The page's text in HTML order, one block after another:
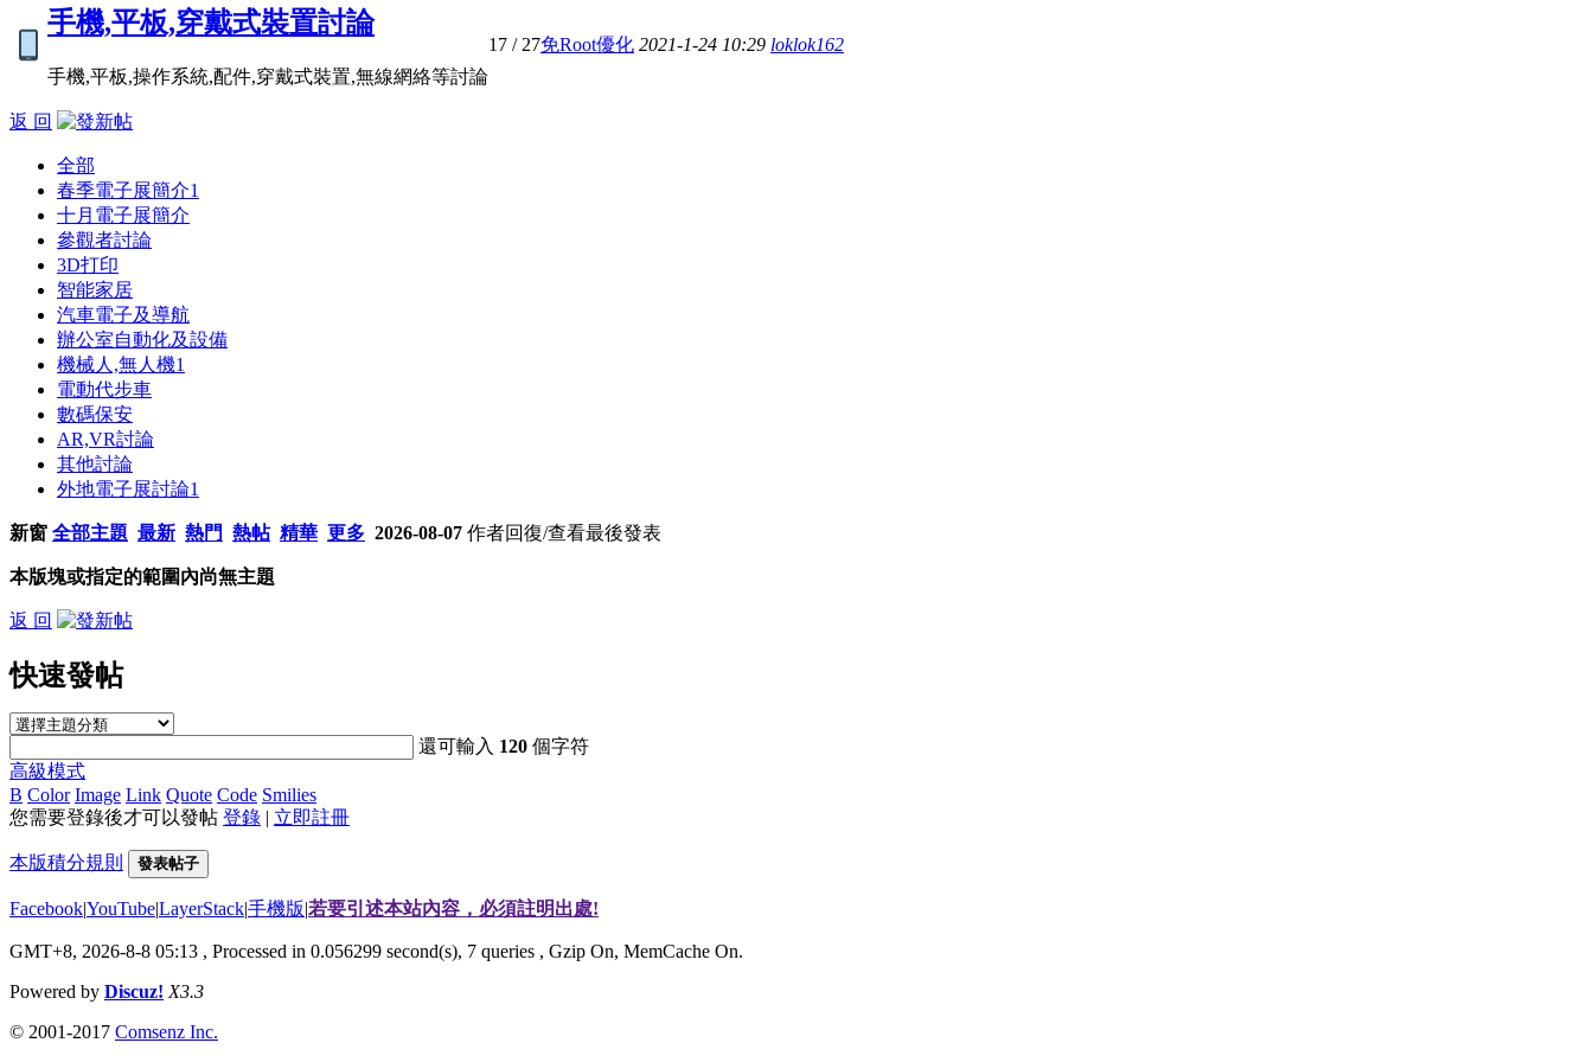
手機,平板,穿戴式裝置討論
手機,平板,操作系統,配件,穿戴式裝置,無線網絡等討論
17 / 27免Root優化 2021-1-24 10:29 loklok162
返 回
全部
春季電子展簡介1
十月電子展簡介
參觀者討論
3D打印
智能家居
汽車電子及導航
辦公室自動化及設備
機械人,無人機1
電動代步車
數碼保安
AR,VR討論
其他討論
外地電子展討論1
新窗 全部主題 最新 熱門 熱帖 精華 更多 2026-08-07 作者回復/查看最後發表
本版塊或指定的範圍內尚無主題
返 回
快速發帖
還可輸入 120 個字符
高級模式
B Color Image Link Quote Code Smilies
您需要登錄後才可以發帖 登錄 | 立即註冊
本版積分規則 發表帖子
Facebook|YouTube|LayerStack|手機版|若要引述本站內容，必須註明出處!
GMT+8, 2026-8-8 05:13 , Processed in 0.056299 second(s), 7 queries , Gzip On, MemCache On.
Powered by Discuz! X3.3
© 2001-2017 Comsenz Inc.